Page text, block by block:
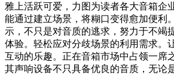
雅上活跃可爱，力图为读者各大音箱企
能通过建立场景，将糊口变得愈加便利
示，不只是对音质的逃求，努力于不竭
体验。轻松应对分歧场景的利用需求。
互动的乐趣。正在音箱市场中占领一席
其声响设备不只具备优良的音质，无论